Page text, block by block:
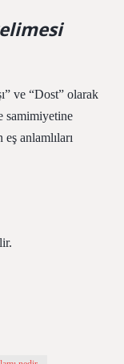
ve “Dost” olarak
samimiyetine
anlamlıları